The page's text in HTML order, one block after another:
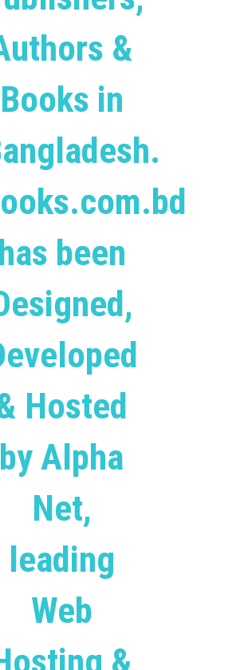
&
Books in
has been
Hosted
by Alpha
Net,
leading
Web
&